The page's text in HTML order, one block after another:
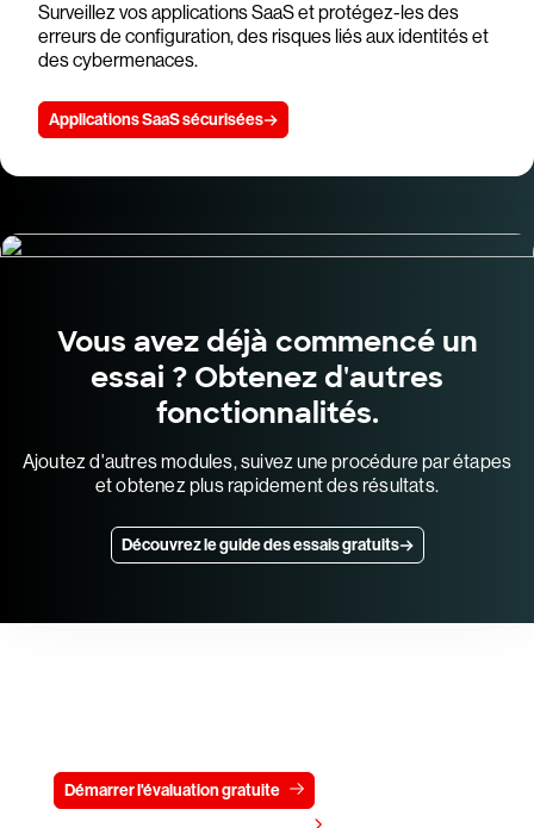
Surveillez vos applications SaaS et protégez-les des
erreurs de configuration, des risques liés aux identités et
des cybermenaces.
Applications SaaS sécurisées
Vous avez déjà commencé un
essai ? Obtenez d'autres
fonctionnalités.
Ajoutez d'autres modules, suivez une procédure par étapes
et obtenez plus rapidement des résultats.
Découvrez le guide des essais gratuits
Démarrer l'évaluation gratuite